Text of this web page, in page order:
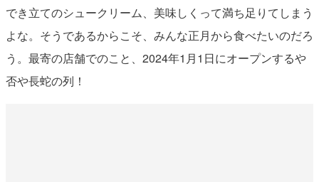
でき立てのシュークリーム、美味しくって満ち足りてしまう
よな。そうであるからこそ、みんな正月から食べたいのだろ
う。最寄の店舗でのこと、2024年1月1日にオープンするや
否や長蛇の列！